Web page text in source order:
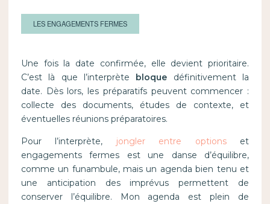
LES ENGAGEMENTS FERMES
Une fois la date confirmée, elle devient prioritaire.
C’est là que l’interprète bloque définitivement la
date. Dès lors, les préparatifs peuvent commencer :
collecte des documents, études de contexte, et
éventuelles réunions préparatoires.
Pour l’interprète, jongler entre optionset
engagements fermes est une danse d’équilibre,
comme un funambule, mais un agenda bien tenu et
une anticipation des imprévus permettent de
conserver l’équilibre. Mon agenda est plein de